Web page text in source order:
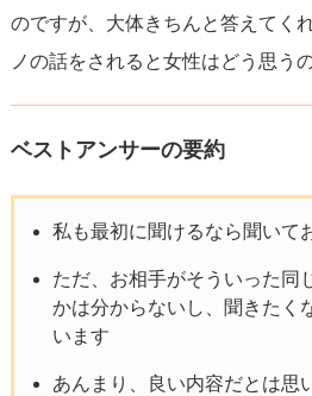
のですが、大体きちんと答えてく
ノの話をされると女性はどう思う
ベストアンサーの要約
私も最初に聞けるなら聞いて
ただ、お相手がそういった同
かは分からないし、聞きたく
います
あんまり、良い内容だとは思